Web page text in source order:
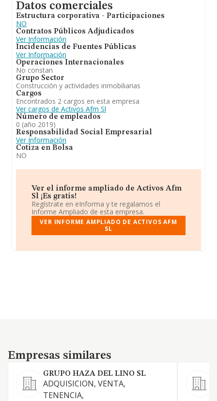
Datos comerciales
Estructura corporativa - Participaciones
NO
Contratos Públicos Adjudicados
Ver Información
Incidencias de Fuentes Públicas
Ver Información
Operaciones Internacionales
No constan
Grupo Sector
Construcción y actividades inmobiliarias
Cargos
Encontrados 2 cargos en esta empresa
Ver cargos de Activos Afm Sl
Número de empleados
0 (año 2019)
Responsabilidad Social Empresarial
Ver Información
Cotiza en Bolsa
NO
Ver el informe ampliado de Activos Afm
Sl ¡Es gratis!
Regístrate en eInforma y te regalamos el
Informe Ampliado de esta empresa.
VER INFORME AMPLIADO DE ACTIVOS AFM
SL
Empresas similares
Empresas similares
GRUPO HAZA DEL LINO SL
ADQUISICION, VENTA,
TENENCIA,